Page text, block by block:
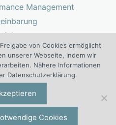
Management
ist ein Projekt von
Zielvereinbarungssysteme der
| Engelsstraße
| Tel. +49 (0)202 277 5000 |
von Cookies ermöglicht
unserer Webseite, indem wir
Nähere Informationen
Datenschutzerklärung.
Cookies